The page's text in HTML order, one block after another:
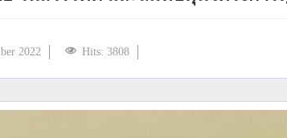
2022 Hits: 3808